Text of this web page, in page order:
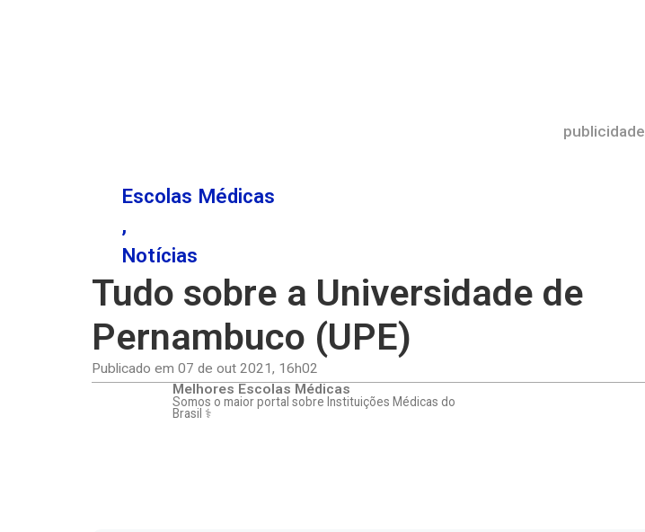
publicidade
Escolas Médicas
,
Notícias
Tudo sobre a Universidade de
Pernambuco (UPE)
Publicado em 07 de out 2021, 16h02
Melhores Escolas Médicas
Somos o maior portal sobre Instituições Médicas do
Brasil ⚕️